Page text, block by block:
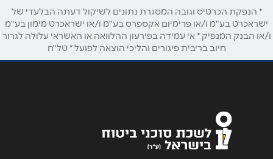
אימייל *
הודעה
* הנפקת הכרטיס וגובה המסגרת נתונים לשיקול דעתה הבלעדי של
ישראכרט בע"מ ו/או פרימיום אקספרס בע"מ ו/או ישראכרט מימון בע"מ
ו/או הבנק המנפיק * אי עמידה בפירעון ההלוואה או האשראי עלולה לגרור
חיוב בריבית פיגורים והליכי הוצאה לפועל * טל"ח